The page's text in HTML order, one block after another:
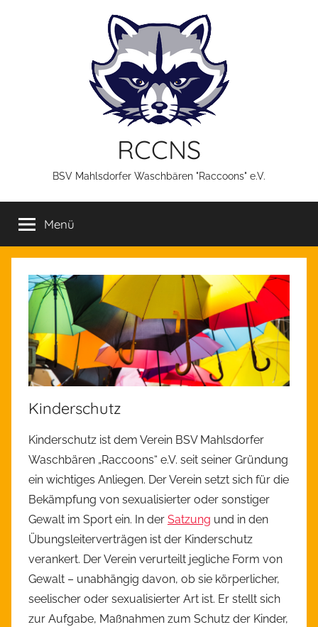
RCCNS
BSV Mahlsdorfer Waschbären "Raccoons" e.V.
Menü
Kinderschutz
Kinderschutz ist dem Verein BSV Mahlsdorfer
Waschbären „Raccoons“ e.V. seit seiner Gründung
ein wichtiges Anliegen. Der Verein setzt sich für die
Bekämpfung von sexualisierter oder sonstiger
Gewalt im Sport ein. In der Satzung und in den
Übungsleiterverträgen ist der Kinderschutz
verankert. Der Verein verurteilt jegliche Form von
Gewalt – unabhängig davon, ob sie körperlicher,
seelischer oder sexualisierter Art ist. Er stellt sich
zur Aufgabe, Maßnahmen zum Schutz der Kinder,